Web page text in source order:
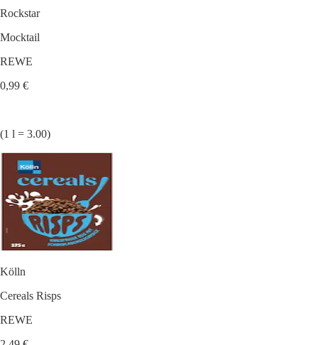
Rockstar
Mocktail
REWE
0,99 €
(1 l = 3.00)
Kölln
Cereals Risps
REWE